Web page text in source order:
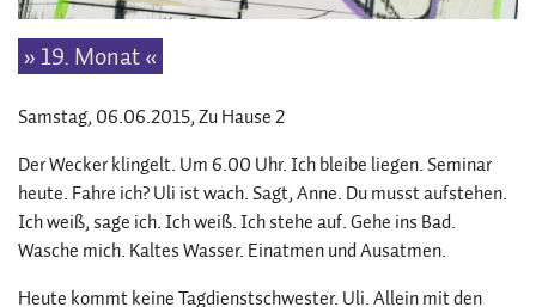
» 19. Monat «
Samstag, 06.06.2015, Zu Hause 2
Der Wecker klingelt. Um 6.00 Uhr. Ich bleibe liegen. Seminar
heute. Fahre ich? Uli ist wach. Sagt, Anne. Du musst aufstehen.
Ich weiß, sage ich. Ich weiß. Ich stehe auf. Gehe ins Bad.
Wasche mich. Kaltes Wasser. Einatmen und Ausatmen.
Heute kommt keine Tagdienstschwester. Uli. Allein mit den